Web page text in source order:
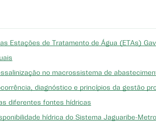
Estações de Tratamento de Água (ETAs)
no macrossistema de
diagnóstico e princípios da gestão
diferentes fontes hídricas
hídrica do Sistema Jaguaribe-